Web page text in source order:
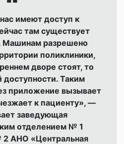
имеют доступ к
там существует
Машинам разрешено
поликлиники,
дворе стоят, то
доступности. Таким
приложение вызывает
к пациенту», —
заведующая
отделением № 1
2 АНО «Центральная